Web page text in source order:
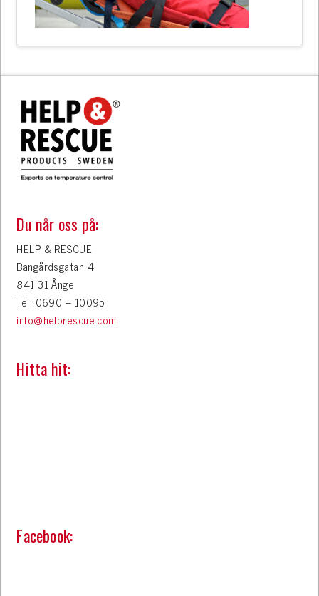
Du når oss på:
HELP & RESCUE
Bangårdsgatan 4
841 31 Ånge
Tel: 0690 – 10095
info@helprescue.com
Hitta hit:
Facebook: